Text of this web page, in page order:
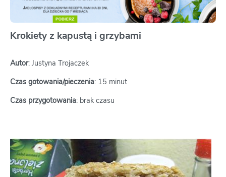
Krokiety z kapustą i grzybami
Autor: Justyna Trojaczek
Czas gotowania/pieczenia: 15 minut
Czas przygotowania: brak czasu